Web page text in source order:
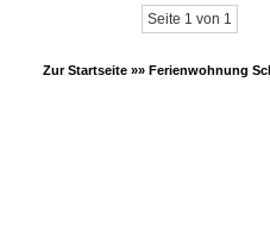
Seite 1 von 1
Zur Startseite »» Ferienwohnung